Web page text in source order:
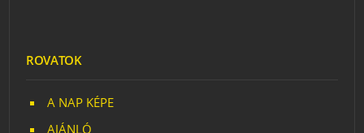
ROVATOK
A NAP KÉPE
AJÁNLÓ